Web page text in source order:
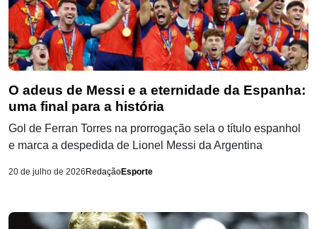
O adeus de Messi e a eternidade da Espanha:
uma final para a história
Gol de Ferran Torres na prorrogação sela o título espanhol
e marca a despedida de Lionel Messi da Argentina
20 de julho de 2026 RedaçãoEsporte